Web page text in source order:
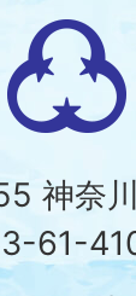
神奈
61-